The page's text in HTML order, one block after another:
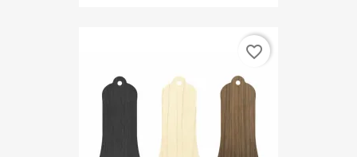
favorite_border